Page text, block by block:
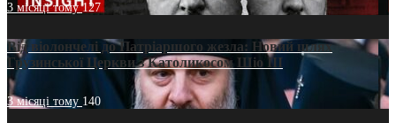
3 місяці тому127
Від віолончелі до Патріаршого жезла: Новий шлях
Грузинської Церкви з Католикосом Шіо III
3 місяці тому 140